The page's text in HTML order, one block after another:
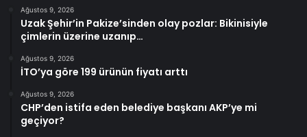
Ağustos 9, 2026
Uzak Şehir’in Pakize’sinden olay pozlar: Bikinisiyle
çimlerin üzerine uzanıp…
Ağustos 9, 2026
İTO’ya göre 199 ürünün fiyatı arttı
Ağustos 9, 2026
CHP’den istifa eden belediye başkanı AKP’ye mi
geçiyor?